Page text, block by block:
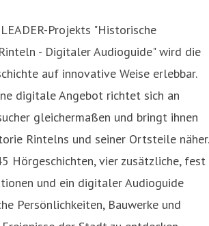
Projekts "Historische
- Digitaler Audioguide" wird die
auf innovative Weise erlebbar.
digitale Angebot richtet sich an
gleichermaßen und bringt ihnen
Rintelns und seiner Ortsteile näher.
Hörgeschichten, vier zusätzliche, fest
und ein digitaler Audioguide
Persönlichkeiten, Bauwerke und